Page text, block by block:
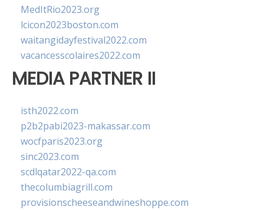
MedItRio2023.org
lcicon2023boston.com
waitangidayfestival2022.com
vacancesscolaires2022.com
MEDIA PARTNER II
isth2022.com
p2b2pabi2023-makassar.com
wocfparis2023.org
sinc2023.com
scdlqatar2022-qa.com
thecolumbiagrill.com
provisionscheeseandwineshoppe.com